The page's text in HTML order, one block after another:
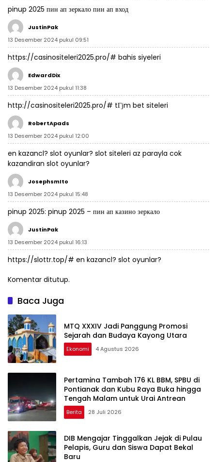
pinup 2025 пин ап зеркало пин ап вход
JustinPak
13 Desember 2024 pukul 09:51
https://casinositeleri2025.pro/# bahis siyeleri
EdwardDix
13 Desember 2024 pukul 11:38
http://casinositeleri2025.pro/# tГјm bet siteleri
RobertApads
13 Desember 2024 pukul 12:00
en kazancl? slot oyunlar? slot siteleri az parayla cok
kazandiran slot oyunlar?
JosephsmIto
13 Desember 2024 pukul 15:48
pinup 2025: pinup 2025 – пин ап казино зеркало
JustinPak
13 Desember 2024 pukul 16:13
https://slottr.top/# en kazancl? slot oyunlar?
Komentar ditutup.
Baca Juga
MTQ XXXIV Jadi Panggung Promosi
Sejarah dan Budaya Kayong Utara
Ekonomi 4 Agustus 2026
Pertamina Tambah 176 KL BBM, SPBU di
Pontianak dan Kubu Raya Buka hingga
Tengah Malam untuk Urai Antrean
Berita 28 Juli 2026
DIB Mengajar Tinggalkan Jejak di Pulau
Pelapis, Guru dan Siswa Dapat Bekal
Baru